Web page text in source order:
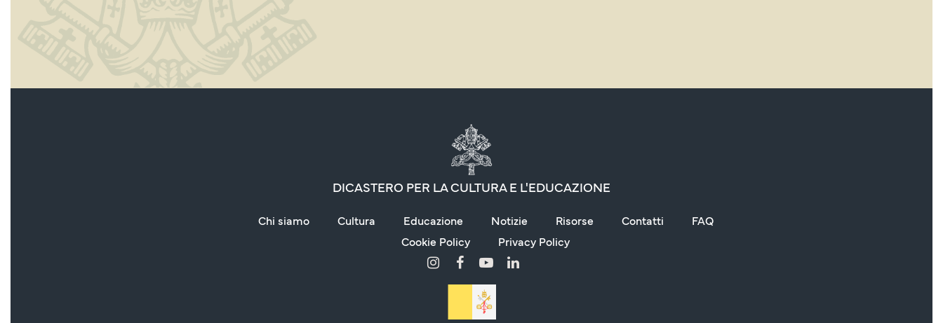
DICASTERO PER LA CULTURA E L'EDUCAZIONE
Chi siamo Cultura Educazione Notizie Risorse Contatti
FAQ
Cookie Policy
Privacy Policy